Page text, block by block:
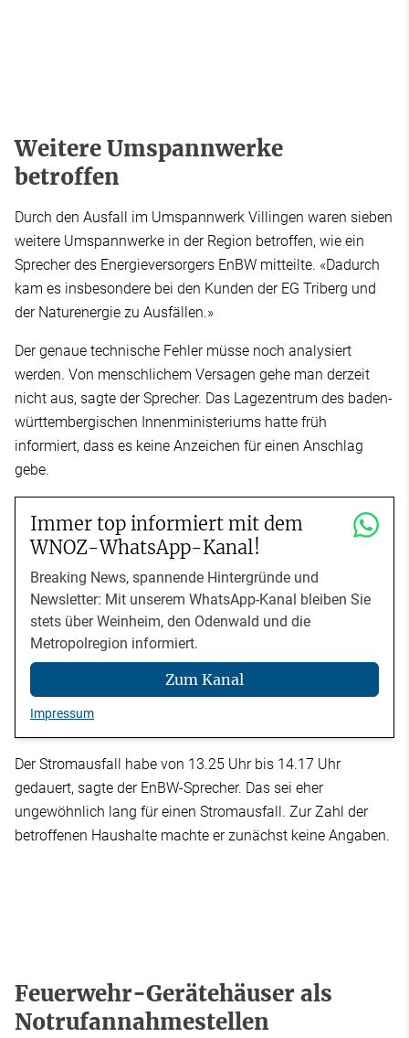
Weitere Umspannwerke
betroffen
Durch den Ausfall im Umspannwerk Villingen waren sieben
weitere Umspannwerke in der Region betroffen, wie ein
Sprecher des Energieversorgers EnBW mitteilte. «Dadurch
kam es insbesondere bei den Kunden der EG Triberg und
der Naturenergie zu Ausfällen.»
Der genaue technische Fehler müsse noch analysiert
werden. Von menschlichem Versagen gehe man derzeit
nicht aus, sagte der Sprecher. Das Lagezentrum des baden-
württembergischen Innenministeriums hatte früh
informiert, dass es keine Anzeichen für einen Anschlag
gebe.
Immer top informiert mit dem
WNOZ-WhatsApp-Kanal!
Breaking News, spannende Hintergründe und
Newsletter: Mit unserem WhatsApp-Kanal bleiben Sie
stets über Weinheim, den Odenwald und die
Metropolregion informiert.
Zum Kanal
Impressum
Der Stromausfall habe von 13.25 Uhr bis 14.17 Uhr
gedauert, sagte der EnBW-Sprecher. Das sei eher
ungewöhnlich lang für einen Stromausfall. Zur Zahl der
betroffenen Haushalte machte er zunächst keine Angaben.
Feuerwehr-Gerätehäuser als
Notrufannahmestellen